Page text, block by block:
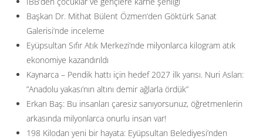
Başkan Dr. Mithat Bülent Özmen’den Göktürk Sanat
Galerisi’nde inceleme
Eyüpsultan Sıfır Atık Merkezi’nde milyonlarca kilogram atık
ekonomiye kazandırıldı
Kaynarca – Pendik hattı için hedef 2027 ilk yarısı. Nuri Aslan:
”Anadolu yakası’nın altını demir ağlarla ördük”
Erkan Baş: Bu insanları çaresiz sanıyorsunuz, öğretmenlerin
arkasında milyonlarca onurlu insan var!
198 Kilodan yeni bir hayata: Eyüpsultan Belediyesi’nden